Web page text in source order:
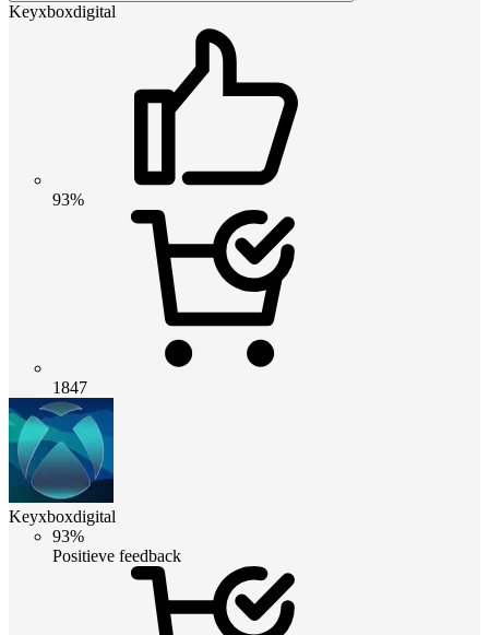
Keyxboxdigital
93%
1847
Keyxboxdigital
93%
Positieve feedback